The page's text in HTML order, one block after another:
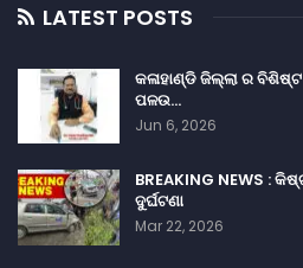
LATEST POSTS
କଳାହାଣ୍ଡି ଜିଲ୍ଲା ର
ପଳଉ…
Jun 6, 2026
BREAKING NEWS :
ଦୁର୍ଘଟଣା
Mar 22, 2026